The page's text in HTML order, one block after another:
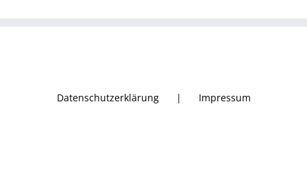
Datenschutzerklärung Impressum